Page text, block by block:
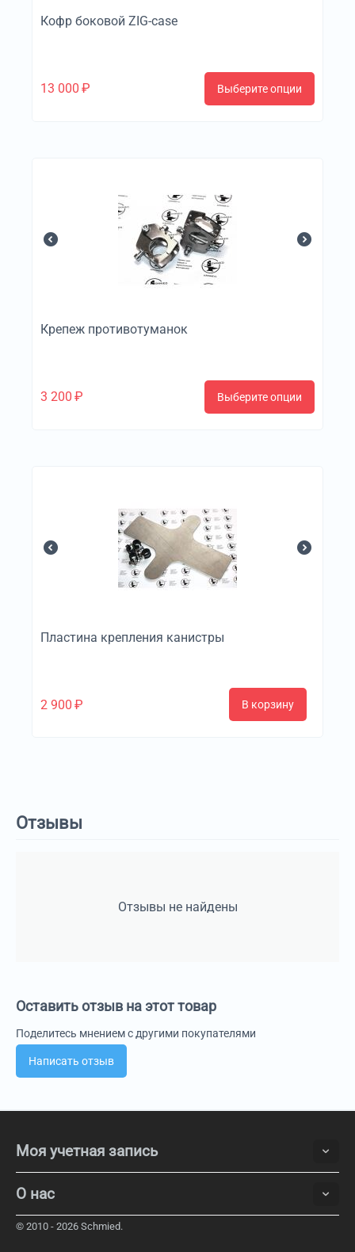
Кофр боковой ZIG-case
13 000 ₽ Выберите опции
Крепеж противотуманок
3 200 ₽ Выберите опции
Пластина крепления канистры
2 900 ₽ В корзину
Отзывы
Отзывы не найдены
Оставить отзыв на этот товар
Поделитесь мнением с другими покупателями
Написать отзыв
Моя учетная запись
О нас
© 2010 - 2026 Schmied.